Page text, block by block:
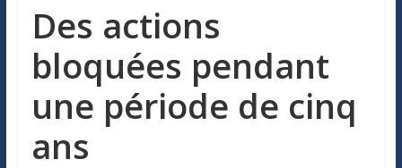
Des actions
bloquées pendant
une période de cinq
ans